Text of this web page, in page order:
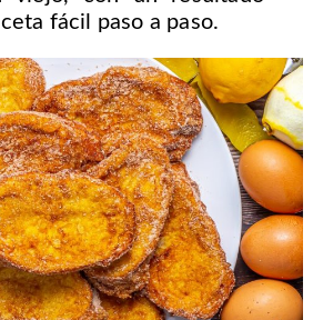
fácil paso a paso.